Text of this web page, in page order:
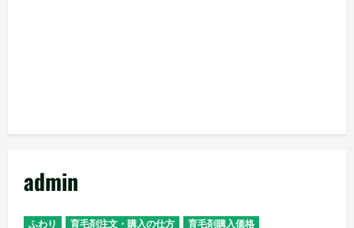
admin
ふわり 育毛剤注文・購入の仕方 育毛剤購入価格